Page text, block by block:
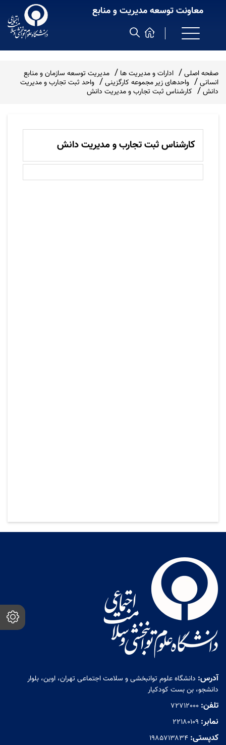
معاونت توسعه مدیریت و منابع
صفحه اصلی ادارات و مدیریت ها
مدیریت توسعه سازمان و منابع
انسانی
واحدهای زیر مجموعه کارگزینی
واحد ثبت تجارب و مدیریت
دانش
کارشناس ثبت تجارب و مدیریت دانش
کارشناس ثبت تجارب و مدیریت دانش
آدرس: دانشگاه علوم توانبخشی و سلامت اجتماعی تهران، اوین، بلوار
دانشجو، بن بست کودکیار
تلفن: 72712000
نمابر: ۲۲۱۸۰۱۰۹
کدپستی: ۱۹۸۵۷۱۳۸۳۴